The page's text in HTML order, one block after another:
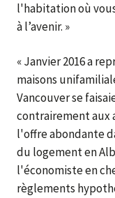
l'habitation où
à l’avenir. »
« Janvier 2016 a
maisons
Vancouver se
contrairement aux
l'offre abondante
du logement en
l'économiste en
règlements